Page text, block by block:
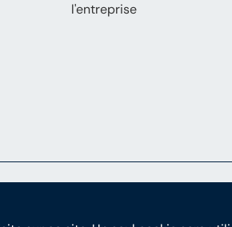
l'entreprise